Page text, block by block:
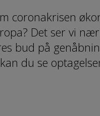
coronakrisen
Det ser vi
bud på
du se